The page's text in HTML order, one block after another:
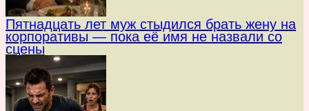
Пятнадцать лет муж стыдился брать жену на
корпоративы — пока её имя не назвали со
сцены